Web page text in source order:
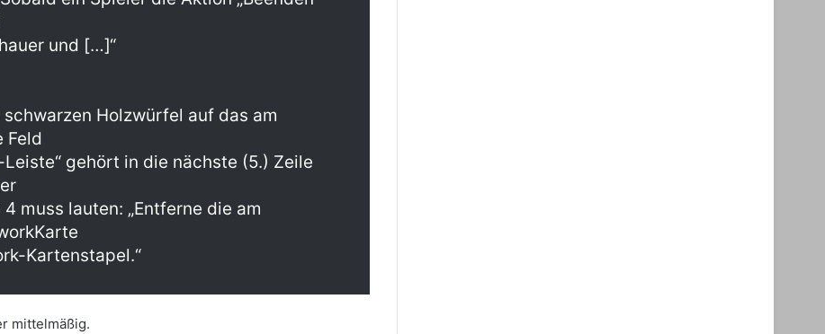
und […]“
Holzwürfel auf das am
Feld
gehört in die nächste (5.) Zeile
muss lauten: „Entferne die am
Kartenstapel.“
mittelmäßig.